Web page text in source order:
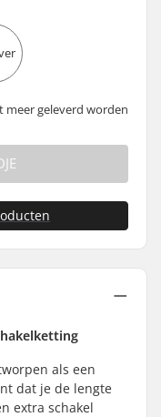
meer geleverd worden
als een
dat je de lengte
extra schakel